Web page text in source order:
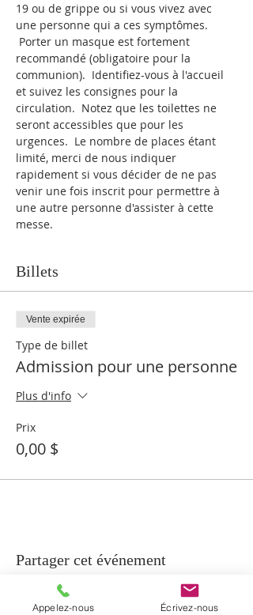
19 ou de grippe ou si vous vivez avec
une personne qui a ces symptômes.
Porter un masque est fortement
recommandé (obligatoire pour la
communion).  Identifiez-vous à l'accueil
et suivez les consignes pour la
circulation.  Notez que les toilettes ne
seront accessibles que pour les
urgences.  Le nombre de places étant
limité, merci de nous indiquer
rapidement si vous décider de ne pas
venir une fois inscrit pour permettre à
une autre personne d'assister à cette
messe.
Billets
Vente expirée
Type de billet
Admission pour une personne
Plus d'info
Prix
0,00 $
Partager cet événement
Appelez-nous Écrivez-nous